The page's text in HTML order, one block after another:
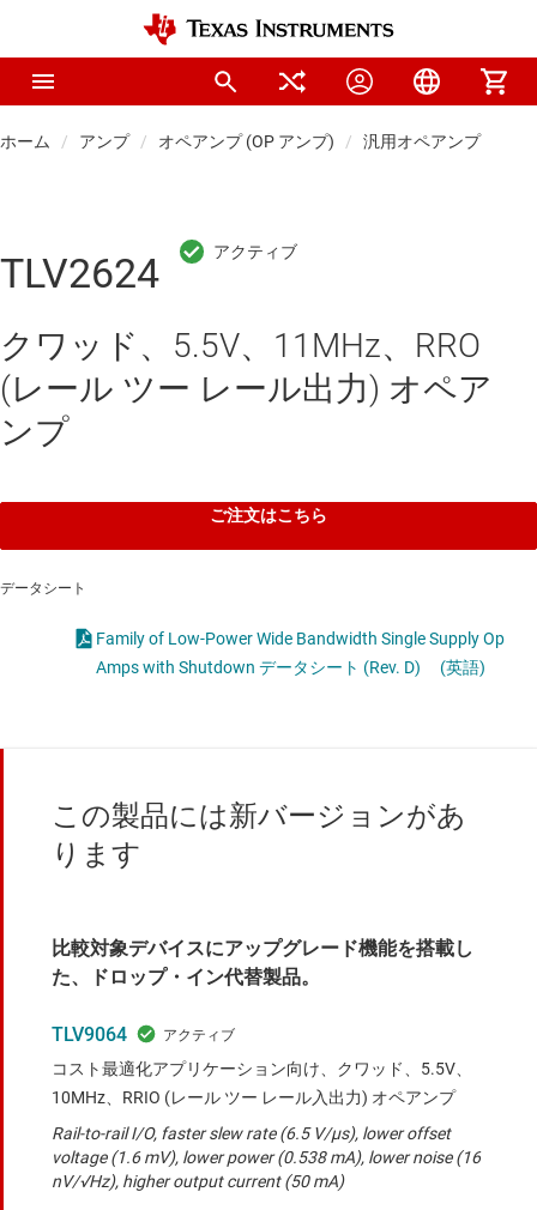
ホーム アンプ オペアンプ (OP アンプ) 汎用オペアンプ
TLV2624
クワッド、5.5V、11MHz、RRO
(レール ツー レール出力) オペア
ンプ
ご注文はこちら
データシート
Family of Low-Power Wide Bandwidth Single Supply Op
Amps with Shutdown データシート (Rev. D)
(英語)
この製品には新バージョンがあ
ります
比較対象デバイスにアップグレード機能を搭載し
た、ドロップ・イン代替製品。
TLV9064
コスト最適化アプリケーション向け、クワッド、5.5V、
10MHz、RRIO (レール ツー レール入出力) オペアンプ
Rail-to-rail I/O, faster slew rate (6.5 V/μs), lower offset
voltage (1.6 mV), lower power (0.538 mA), lower noise (16
nV/√Hz), higher output current (50 mA)